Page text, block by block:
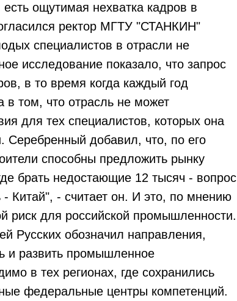
ощутимая нехватка кадров в
ректор МГТУ "СТАНКИН"
специалистов в отрасли не
исследование показало, что запрос
в то время когда каждый год
в том, что отрасль не может
для тех специалистов, которых она
Серебренный добавил, что, по его
способны предложить рынку
брать недостающие 12 тысяч - вопрос
Китай", - считает он. И это, по мнению
для российской промышленности.
Русских обозначил направления,
и развить промышленное
в тех регионах, где сохранились
федеральные центры компетенций.